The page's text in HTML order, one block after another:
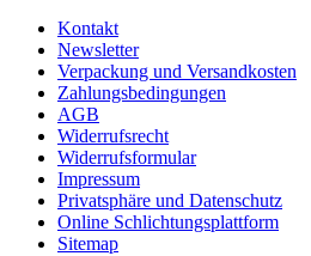
Kontakt
Newsletter
Verpackung und Versandkosten
Zahlungsbedingungen
AGB
Widerrufsrecht
Widerrufsformular
Impressum
Privatsphäre und Datenschutz
Online Schlichtungsplattform
Sitemap